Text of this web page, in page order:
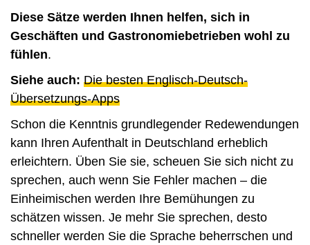
Diese Sätze werden Ihnen helfen, sich in
Geschäften und Gastronomiebetrieben wohl zu
fühlen.
Siehe auch: Die besten Englisch-Deutsch-
Übersetzungs-Apps
Schon die Kenntnis grundlegender Redewendungen
kann Ihren Aufenthalt in Deutschland erheblich
erleichtern. Üben Sie sie, scheuen Sie sich nicht zu
sprechen, auch wenn Sie Fehler machen – die
Einheimischen werden Ihre Bemühungen zu
schätzen wissen. Je mehr Sie sprechen, desto
schneller werden Sie die Sprache beherrschen und